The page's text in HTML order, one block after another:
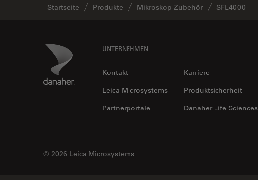
Startseite Produkte Mikroskop-Zubehör SFL4000
Danaher Logo UNTERNEHMEN
Kontakt
Karriere
Leica Microsystems
Produktsicherheit
Partnerportale
Danaher Life Sciences
© 2026 Leica Microsystems